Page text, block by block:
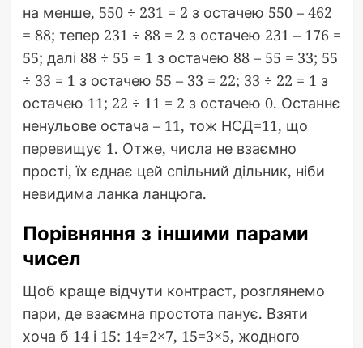
на менше, 550 ÷ 231 = 2 з остачею 550 – 462
= 88; тепер 231 ÷ 88 = 2 з остачею 231 – 176 =
55; далі 88 ÷ 55 = 1 з остачею 88 – 55 = 33; 55
÷ 33 = 1 з остачею 55 – 33 = 22; 33 ÷ 22 = 1 з
остачею 11; 22 ÷ 11 = 2 з остачею 0. Останнє
ненульове остача – 11, тож НСД=11, що
перевищує 1. Отже, числа не взаємно
прості, їх єднає цей спільний дільник, ніби
невидима ланка ланцюга.
Порівняння з іншими парами
чисел
Щоб краще відчути контраст, розглянемо
пари, де взаємна простота панує. Взяти
хоча б 14 і 15: 14=2×7, 15=3×5, жодного